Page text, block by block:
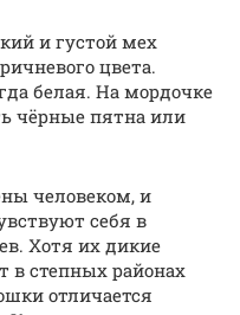
и густой мех
цвета.
белая. На мордочке
чёрные пятна или
человеком, и
себя в
Хотя их дикие
в степных районах
отличается